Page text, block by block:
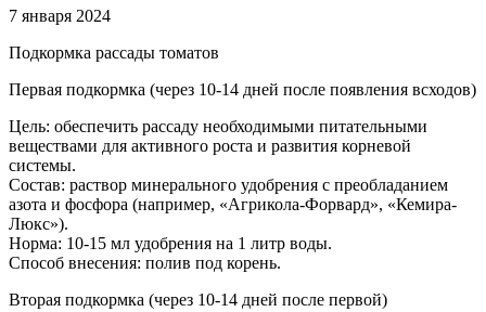
7 января 2024
Подкормка рассады томатов
Первая подкормка (через 10-14 дней после появления всходов)
Цель: обеспечить рассаду необходимыми питательными
веществами для активного роста и развития корневой
системы.
Состав: раствор минерального удобрения с преобладанием
азота и фосфора (например, «Агрикола-Форвард», «Кемира-
Люкс»).
Норма: 10-15 мл удобрения на 1 литр воды.
Способ внесения: полив под корень.
Вторая подкормка (через 10-14 дней после первой)